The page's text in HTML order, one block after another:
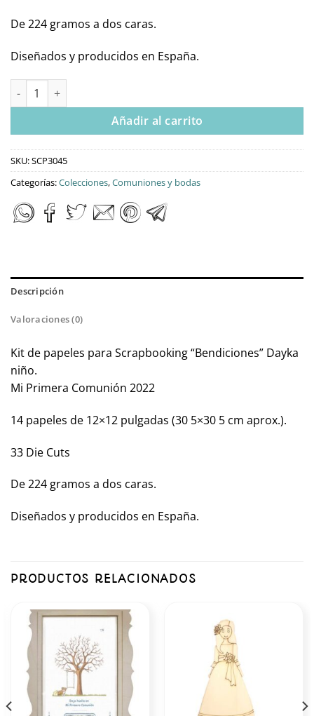
De 224 gramos a dos caras.
Diseñados y producidos en España.
SCP3045 Kit Scrap Comunión “Bendiciones” Niño cantidad
Añadir al carrito
SKU:SCP3045
Categorías:Colecciones,Comuniones y bodas
Descripción
Valoraciones (0)
Kit de papeles para Scrapbooking “Bendiciones” Dayka
niño.
Mi Primera Comunión 2022
14 papeles de 12×12 pulgadas (30 5×30 5 cm aprox.).
33 Die Cuts
De 224 gramos a dos caras.
Diseñados y producidos en España.
PRODUCTOS RELACIONADOS